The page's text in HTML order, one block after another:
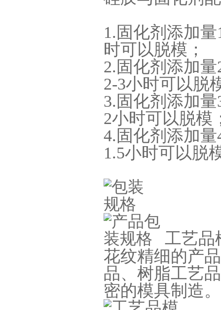
1.固化剂添加
时可以脱模；
2.固化剂添加
2-3小时可以脱
3.固化剂添加
2小时可以脱模
4.固化剂添加
1.5小时可以脱
工艺品
花纹精细的产
品、树脂工艺
密的模具制造。